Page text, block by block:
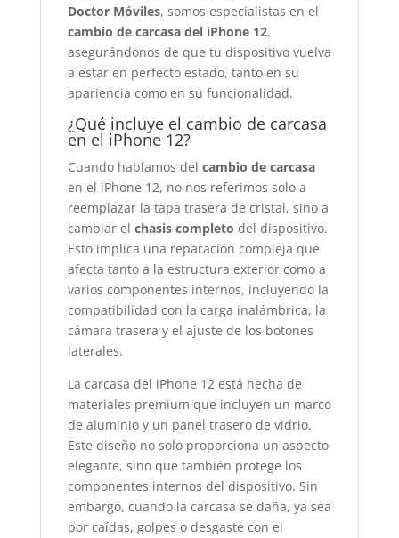
Doctor Móviles, somos especialistas en el
cambio de carcasa del iPhone 12,
asegurándonos de que tu dispositivo vuelva
a estar en perfecto estado, tanto en su
apariencia como en su funcionalidad.
¿Qué incluye el cambio de carcasa
en el iPhone 12?
Cuando hablamos del cambio de carcasa
en el iPhone 12, no nos referimos solo a
reemplazar la tapa trasera de cristal, sino a
cambiar el chasis completo del dispositivo.
Esto implica una reparación compleja que
afecta tanto a la estructura exterior como a
varios componentes internos, incluyendo la
compatibilidad con la carga inalámbrica, la
cámara trasera y el ajuste de los botones
laterales.
La carcasa del iPhone 12 está hecha de
materiales premium que incluyen un marco
de aluminio y un panel trasero de vidrio.
Este diseño no solo proporciona un aspecto
elegante, sino que también protege los
componentes internos del dispositivo. Sin
embargo, cuando la carcasa se daña, ya sea
por caídas, golpes o desgaste con el